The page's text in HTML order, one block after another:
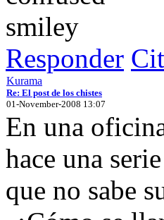
Responder
Kurama
Re: El post de los chistes
01-November-2008 13:07
En una
hace una
que no sabe